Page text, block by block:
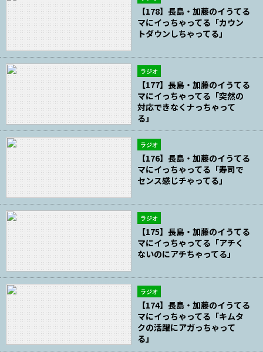
【178】長島・加藤のイうてる
マにイっちゃってる「カウン
トダウンしちゃってる」
ラジオ
【177】長島・加藤のイうてる
マにイっちゃってる「突然の
対応できなくナっちゃって
る」
ラジオ
【176】長島・加藤のイうてる
マにイっちゃってる「寿司で
センス感じチゃってる」
ラジオ
【175】長島・加藤のイうてる
マにイっちゃってる「アチく
ないのにアチちゃってる」
ラジオ
【174】長島・加藤のイうてる
マにイっちゃってる「キムタ
クの活躍にアガっちゃって
る」